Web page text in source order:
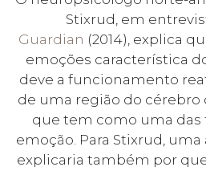
Stixrud, em
Guardian (2014), explica
emoções característica
deve a funcionamento
de uma região do cérebro
que tem como uma das
emoção. Para Stixrud,
explicaria também por